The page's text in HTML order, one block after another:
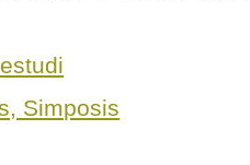
Simposis